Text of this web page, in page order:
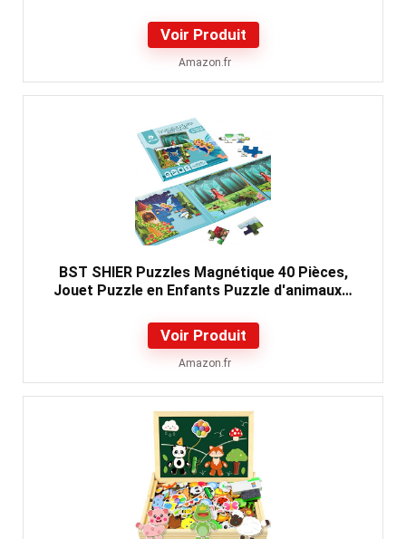
Voir Produit
Amazon.fr
BST SHIER Puzzles Magnétique 40 Pièces,
Jouet Puzzle en Enfants Puzzle d'animaux…
Voir Produit
Amazon.fr